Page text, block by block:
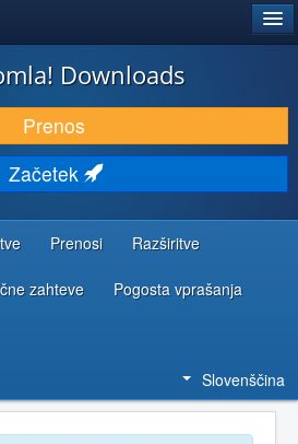
Downloads
Prenos
Začetek
Prenosi Razširitve
zahteve Pogosta vprašanja
Slovenščina